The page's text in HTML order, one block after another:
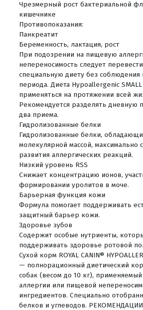
Чрезмерный рост бактериальной
кишечнике
Противопоказания:
Панкреатит
Беременность, лактация, рост
При подозрении на пищевую
непереносимость следует
специальную диету без соблюдения
периода. Диета Hypoallergenic
применяться на протяжении всей
Рекомендуется разделять дневную
два приема.
Гидролизованные белки
Гидролизованные белки,
молекулярной массой, максимально
развития аллергических реакций.
Низкий уровень RSS
Снижает концентрацию ионов,
формировании уролитов в моче.
Барьерная функция кожи
Формула помогает поддерживать
защитный барьер кожи.
Здоровье зубов
Содержит особые нутриенты,
поддерживать здоровье ротовой
Сухой корм ROYAL CANIN®
— полнорационный диетический
собак (весом до 10 кг),
аллергии или пищевой
ингредиентов. Специально
белков и углеводов.